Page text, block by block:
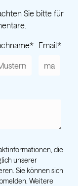
Sie bitte für
* Email*
die
unserer
Sie können sich
Weitere